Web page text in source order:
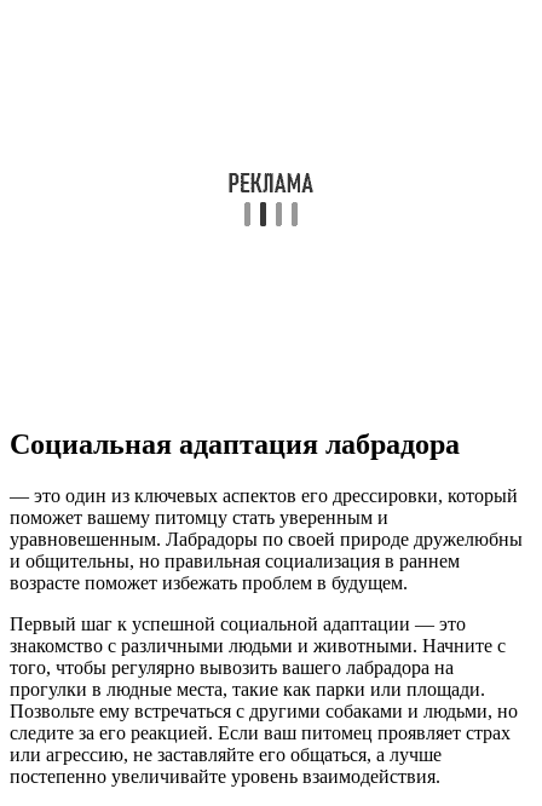
Социальная адаптация лабрадора
— это один из ключевых аспектов его дрессировки, который
поможет вашему питомцу стать уверенным и
уравновешенным. Лабрадоры по своей природе дружелюбны
и общительны, но правильная социализация в раннем
возрасте поможет избежать проблем в будущем.
Первый шаг к успешной социальной адаптации — это
знакомство с различными людьми и животными. Начните с
того, чтобы регулярно вывозить вашего лабрадора на
прогулки в людные места, такие как парки или площади.
Позвольте ему встречаться с другими собаками и людьми, но
следите за его реакцией. Если ваш питомец проявляет страх
или агрессию, не заставляйте его общаться, а лучше
постепенно увеличивайте уровень взаимодействия.